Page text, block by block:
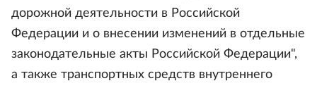
дорожной деятельности в Российской
Федерации и о внесении изменений в отдельные
законодательные акты Российской Федерации",
а также транспортных средств внутреннего